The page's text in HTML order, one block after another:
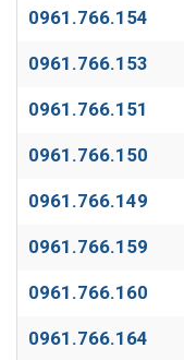
0961.766.154
0961.766.153
0961.766.151
0961.766.150
0961.766.149
0961.766.159
0961.766.160
0961.766.164